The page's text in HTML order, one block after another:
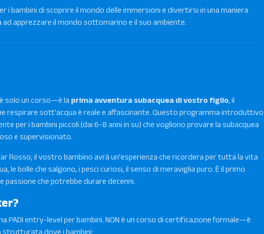
i bambini di scoprire il mondo delle immersioni e divertirsi in una maniera
ad apprezzare il mondo sottomarino e il suo ambiente.
solo un corso—è la prima avventura subacquea di vostro figlio, il
respirare sott'acqua è reale e affascinante. Questo programma introduttivo
per i bambini piccoli (dai 6-8 anni in su) che vogliono provare la subacquea
e supervisionato.
Rosso, il vostro bambino avrà un'esperienza che ricordera per tutta la vita
le bolle che salgono, i pesci curiosi, il senso di meraviglia puro. È il primo
passione che potrebbe durare decenni.
PADI entry-level per bambini. NON è un corso di certificazione formale—è
dove i bambini: